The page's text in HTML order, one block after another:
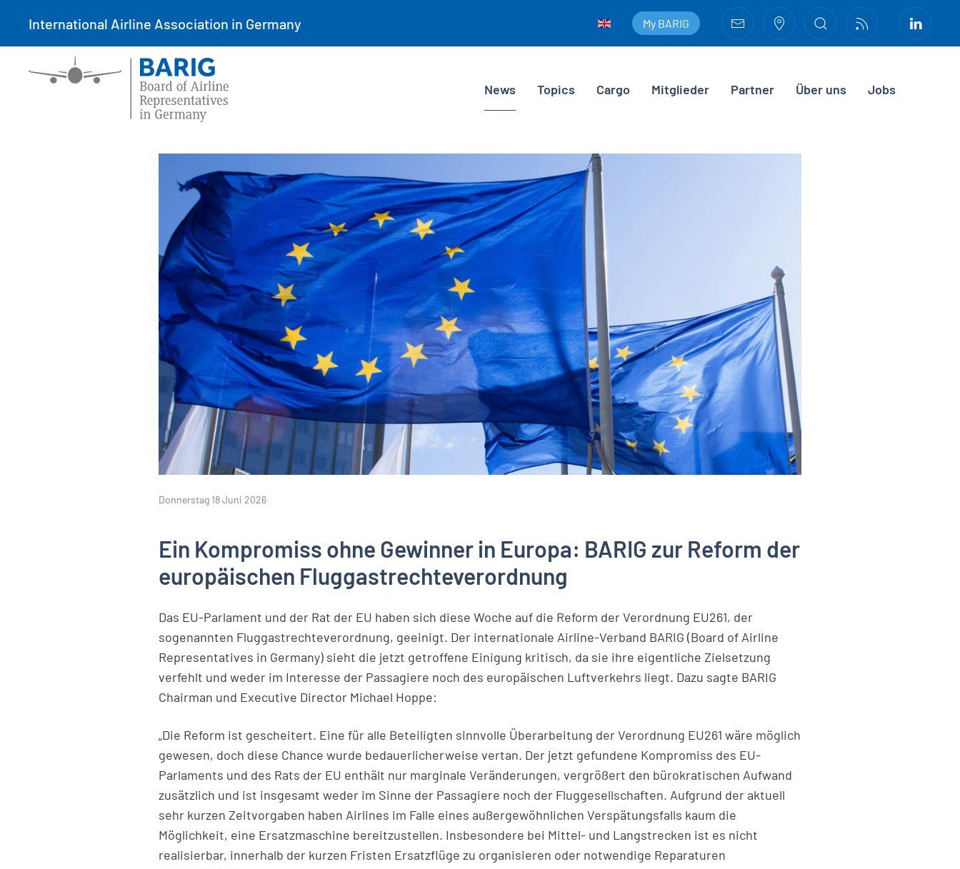
International Airline Association in Germany My BARIG
News Topics Cargo Mitglieder Partner Über uns Jobs
Donnerstag 18 Juni 2026
Ein Kompromiss ohne Gewinner in Europa: BARIG zur Reform der
europäischen Fluggastrechteverordnung
Das EU-Parlament und der Rat der EU haben sich diese Woche auf die Reform der Verordnung EU261, der
sogenannten Fluggastrechteverordnung, geeinigt. Der internationale Airline-Verband BARIG (Board of Airline
Representatives in Germany) sieht die jetzt getroffene Einigung kritisch, da sie ihre eigentliche Zielsetzung
verfehlt und weder im Interesse der Passagiere noch des europäischen Luftverkehrs liegt. Dazu sagte BARIG
Chairman und Executive Director Michael Hoppe:
„Die Reform ist gescheitert. Eine für alle Beteiligten sinnvolle Überarbeitung der Verordnung EU261 wäre möglich
gewesen, doch diese Chance wurde bedauerlicherweise vertan. Der jetzt gefundene Kompromiss des EU-
Parlaments und des Rats der EU enthält nur marginale Veränderungen, vergrößert den bürokratischen Aufwand
zusätzlich und ist insgesamt weder im Sinne der Passagiere noch der Fluggesellschaften. Aufgrund der aktuell
sehr kurzen Zeitvorgaben haben Airlines im Falle eines außergewöhnlichen Verspätungsfalls kaum die
Möglichkeit, eine Ersatzmaschine bereitzustellen. Insbesondere bei Mittel- und Langstrecken ist es nicht
realisierbar, innerhalb der kurzen Fristen Ersatzflüge zu organisieren oder notwendige Reparaturen